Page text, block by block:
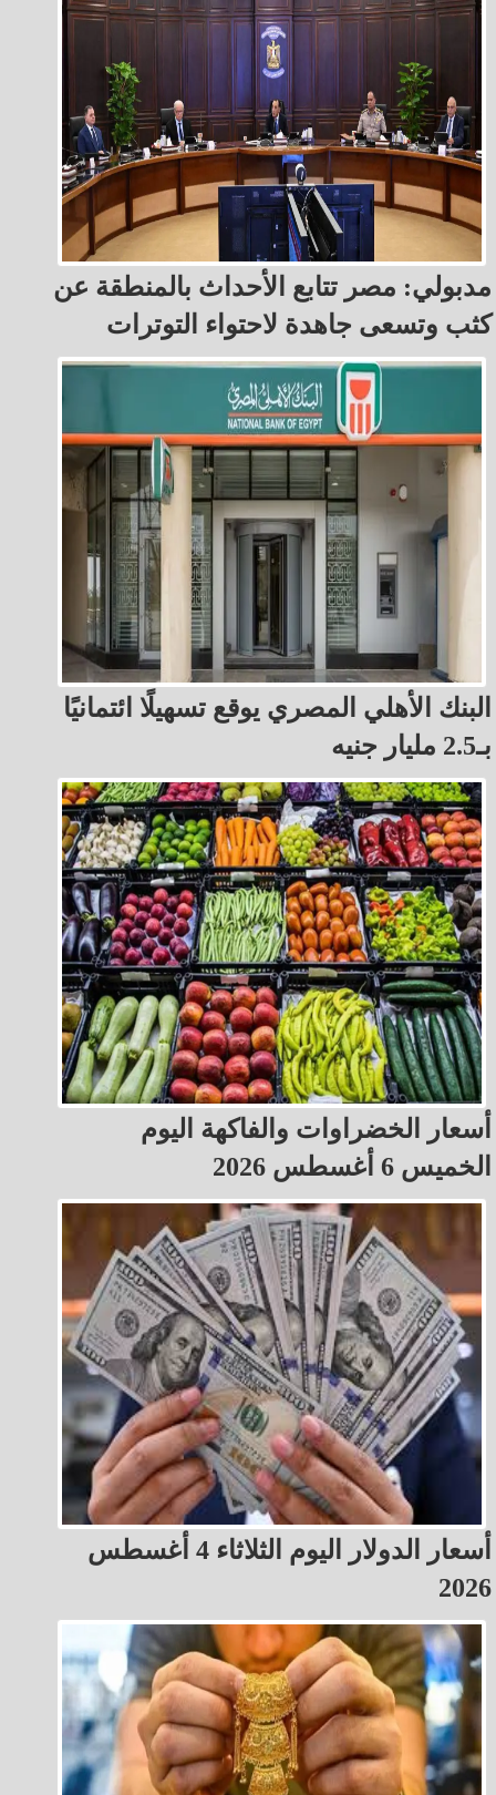
مدبولي: مصر تتابع الأحداث بالمنطقة عن
كثب وتسعى جاهدة لاحتواء التوترات
البنك الأهلي المصري يوقع تسهيلًا ائتمانيًا
بـ2.5 مليار جنيه
أسعار الخضراوات والفاكهة اليوم
الخميس 6 أغسطس 2026
أسعار الدولار اليوم الثلاثاء 4 أغسطس
2026